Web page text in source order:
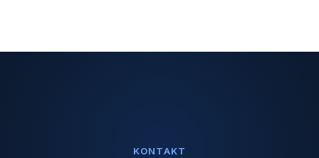
KONTAKT